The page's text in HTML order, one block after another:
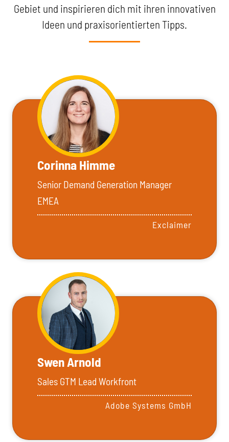
Gebiet und inspirieren dich mit ihren innovativen
Ideen und praxisorientierten Tipps.
Corinna Himme
Senior Demand Generation Manager
EMEA
Exclaimer
Swen Arnold
Sales GTM Lead Workfront
Adobe Systems GmbH